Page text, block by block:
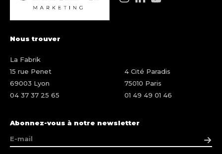
Nous trouver
La Fabrik
15 rue Penet
69003 Lyon
04 37 37 25 65
4 Cité Paradis
75010 Paris
01 49 49 01 46
Abonnez-vous à notre newsletter